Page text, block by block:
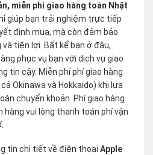
miễn phí giao hàng toàn Nhật
giúp bạn trải nghiệm trực tiếp
định mua, mà còn đảm bảo
tiện lợi. Bất kể bạn ở đâu,
phục vụ bạn với dịch vụ giao
tin cậy. Miễn phí phí giao hàng
Okinawa và Hokkaido) khi lựa
chuyển khoản. Phí giao hàng
hàng vui lòng thanh toán phí vận
tin chi tiết về điện thoại Apple